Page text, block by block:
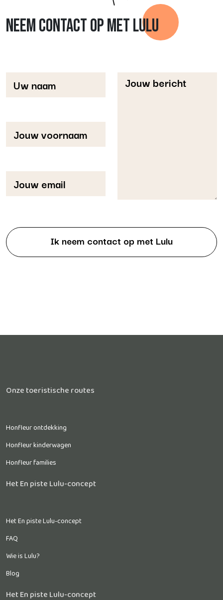
NEEM CONTACT OP MET LULU
Onze toeristische routes
Honfleur ontdekking
Honfleur kinderwagen
Honfleur families
Het En piste Lulu-concept
Het En piste Lulu-concept
FAQ
Wie is Lulu?
Blog
Het En piste Lulu-concept